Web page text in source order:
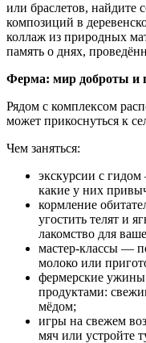
или браслетов, найдите
композиций в
коллаж из природных
память о днях,
Ферма: мир доброты и
Рядом с комплексом
может прикоснуться к
Чем заняться:
экскурсии с
какие у них
кормление
угостить телят и
лакомство для
мастер‑классы —
молоко или
фермерские
продуктами:
мёдом;
игры на свежем
мяч или устройте